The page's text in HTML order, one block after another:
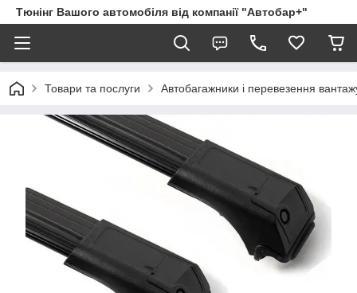
Тюнінг Вашого автомобіля від компанії "Автобар+"
Товари та послуги Автобагажники і перевезення